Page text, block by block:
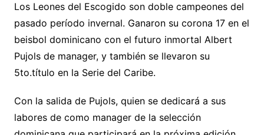
Los Leones del Escogido son doble campeones del
pasado período invernal. Ganaron su corona 17 en el
beisbol dominicano con el futuro inmortal Albert
Pujols de manager, y también se llevaron su
5to.título en la Serie del Caribe.
Con la salida de Pujols, quien se dedicará a sus
labores de como manager de la selección